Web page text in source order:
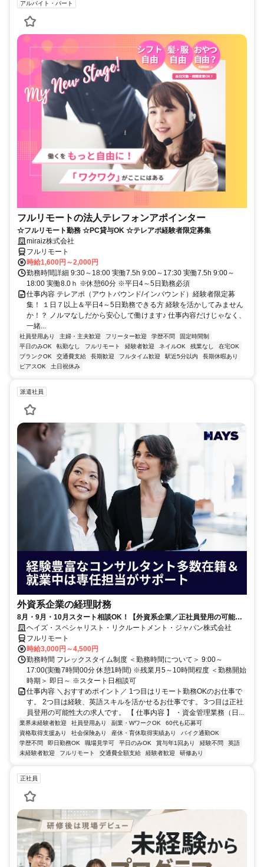
アルバイト・パート
フルリモートの法人テレフォンアポインター
☆フルリモート勤務 ☆PC貸与OK ☆テレアポ経験者限定募集
miraiz株式会社
フルリモート
時給1,600円～2,000円
勤務時間詳細 9:30～18:00 実働7.5h 9:00～17:30 実働7.5h 9:00～
18:00 実働8.0ｈ ※休憩60分 ※平日4～5日勤務必須
仕事内容 テレアポ（アウトバウンド/インバウンド）経験者限定募
集！ １日７以上＆平日4～5日勤務できる方 経験を活かしてみません
か！？ ノルマなしだから安心して働けます♪ 仕事内容だけじゃなく、
一緒...
社員登用あり 主婦・主夫歓迎 フリーター歓迎 学歴不問
固定時間制
平日のみOK
転勤なし フルリモート 経験者歓迎 ネイルOK 残業なし
在宅OK
ブランクOK
交通費支給 長期歓迎 フルタイム歓迎 駅近5分以内
長期休暇あり
ピアスOK
土日祝休み
派遣社員
外資系企業の経理財務
8月・9月・10月スタート相談OK！【外資系企業／正社員登用の可能性
大／700万～800万／リモート勤務OK】経理財務
ヘイズ・スペシャリスト・リクルートメント・ジャパン株式会社
フルリモート
時給3,000円～4,500円
勤務時間 フレックスタイム制度 ＜勤務時間について＞ 9:00～
17:00(実働7時間00分 休憩1時間) ※残業月5～10時間程度 ＜勤務開始
時期＞ 即日～ ※スタート日相談可
仕事内容 ＼おすすめポイント／ 1つ目はリモート勤務OKのお仕事で
す。 2つ目は経験、英語スキルを活かせるお仕事です。 3つ目は正社
員登用の可能性大の求人です。 【 仕事内容 】 ・資金管理業務（日...
業界未経験者歓迎 社員登用あり 副業・WワークOK
60代も応募可
資格取得支援あり
社会保険あり 産休・育休取得実績あり
バイク通勤OK
学歴不問
即日勤務OK 職場見学可 平日のみOK 賞与年1回あり 経験不問
英語
未経験者歓迎
フルリモート 交通費全額支給 経験者歓迎 研修あり
正社員